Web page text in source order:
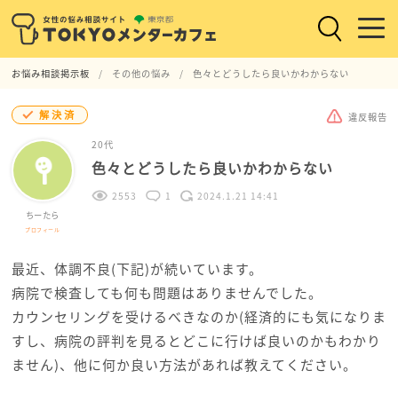
お悩み相談掲示板 その他の悩み 色々とどうしたら良いかわからない
解決済 違反報告
ちーたら
プロフィール
20代
色々とどうしたら良いかわからない
2553 1 2024.1.21 14:41
最近、体調不良(下記)が続いています。
病院で検査しても何も問題はありませんでした。
カウンセリングを受けるべきなのか(経済的にも気になりま
すし、病院の評判を見るとどこに行けば良いのかもわかり
ません)、他に何か良い方法があれば教えてください。